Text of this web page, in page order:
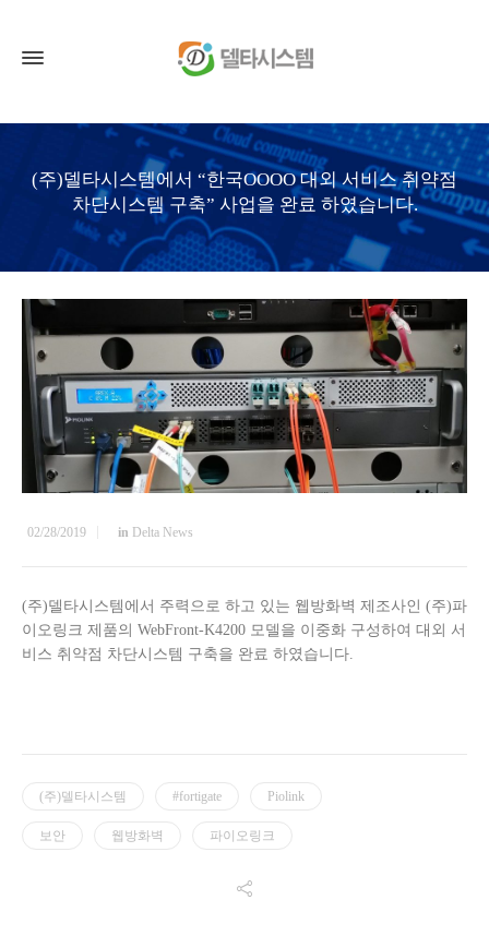
(주)델타시스템에서 “한국OOOO 대외 서비스 취약점
차단시스템 구축” 사업을 완료 하였습니다.
02/28/2019 in Delta News
(주)델타시스템에서 주력으로 하고 있는 웹방화벽 제조사인 (주)파
이오링크 제품의 WebFront-K4200 모델을 이중화 구성하여 대외 서
비스 취약점 차단시스템 구축을 완료 하였습니다.
(주)델타시스템 #fortigate Piolink
보안 웹방화벽 파이오링크